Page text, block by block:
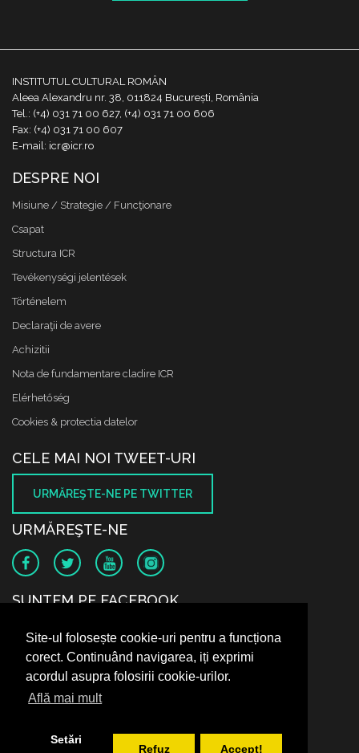
Site-ul folosește cookie-uri pentru a funcționa
corect. Continuând navigarea, iți exprimi
acordul asupra folosirii cookie-urilor.
Află mai mult
Setări
Refuz Accept!
INSTITUTUL CULTURAL ROMÂN
Aleea Alexandru nr. 38, 011824 București, România
Tel.: (+4) 031 71 00 627, (+4) 031 71 00 606
Fax: (+4) 031 71 00 607
E-mail: icr@icr.ro
DESPRE NOI
Misiune / Strategie / Funcţionare
Csapat
Structura ICR
Tevékenységi jelentések
Történelem
Declaraţii de avere
Achizitii
Nota de fundamentare cladire ICR
Elérhetőség
Cookies & protectia datelor
CELE MAI NOI TWEET-URI
URMĂREŞTE-NE PE TWITTER
URMĂREŞTE-NE
SUNTEM PE FACEBOOK